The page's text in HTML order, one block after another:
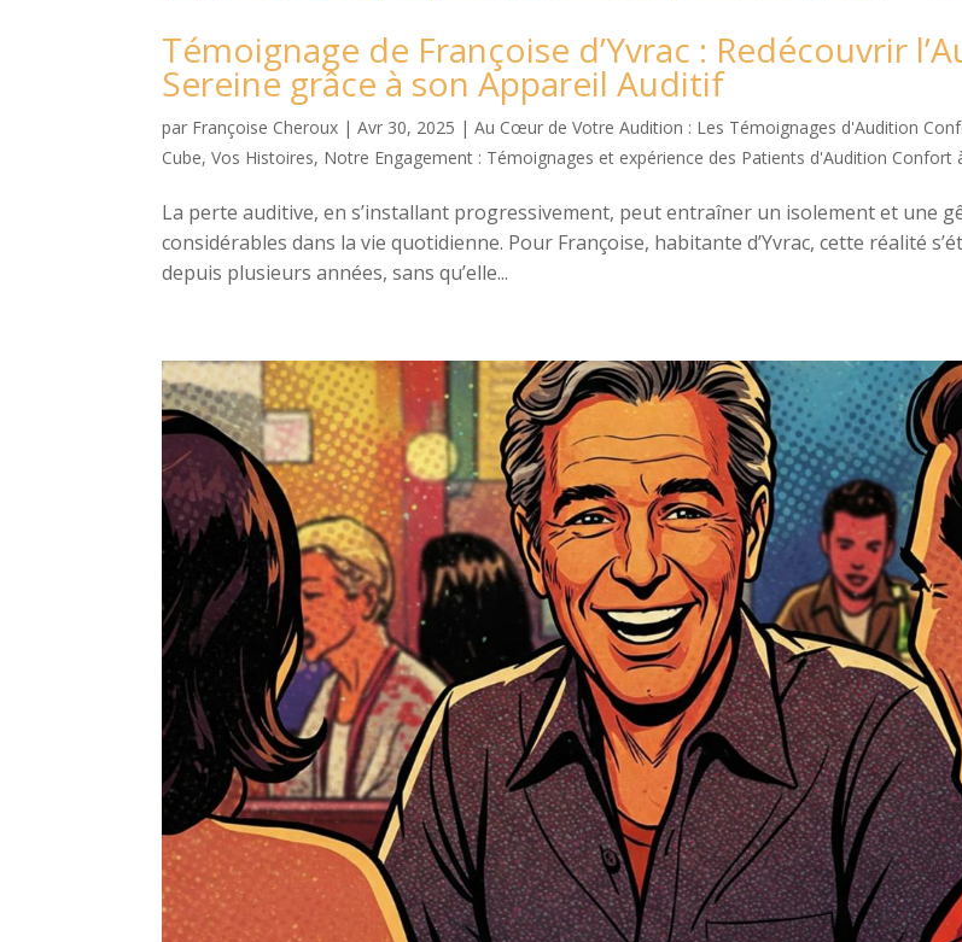
Témoignage de Françoise d’Yvrac : Redécouvrir
Sereine grâce à son Appareil Auditif
par Françoise Cheroux |Avr 30, 2025 |Au Cœur de Votre Audition : Les Témoignages d'Audition
Cube,Vos Histoires, Notre Engagement : Témoignages et expérience des Patients d'Audition Confort
La perte auditive, en s’installant progressivement, peut entraîner un isolement et une
considérables dans la vie quotidienne. Pour Françoise, habitante d’Yvrac, cette réalité
depuis plusieurs années, sans qu’elle...